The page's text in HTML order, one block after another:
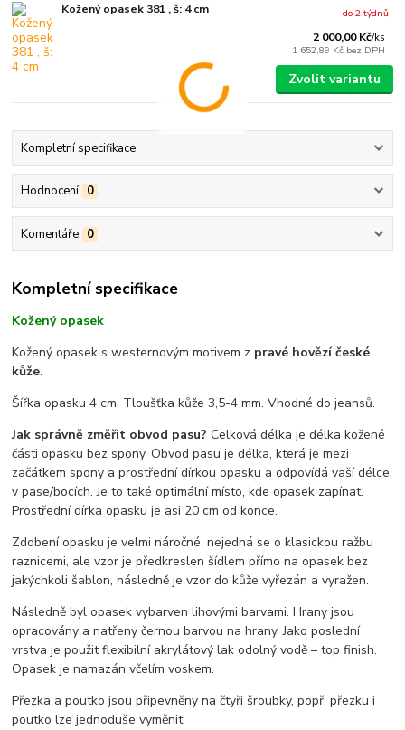
Kožený opasek 381 , š: 4 cm
2 000,00 Kč/ks
1 652,89 Kč bez DPH
do 2 týdnů
Zvolit variantu
Kompletní specifikace
Hodnocení 0
Komentáře 0
Kompletní specifikace
Kožený opasek
Kožený opasek s westernovým motivem z pravé hovězí české
kůže.
Šířka opasku 4 cm. Tloušťka kůže 3,5-4 mm. Vhodné do jeansů.
Jak správně změřit obvod pasu?Celková délka je délka kožené
části opasku bez spony. Obvod pasu je délka, která je mezi
začátkem spony a prostřední dírkou opasku a odpovídá vaší délce
v pase/bocích. Je to také optimální místo, kde opasek zapínat.
Prostřední dírka opasku je asi 20 cm od konce.
Zdobení opasku je velmi náročné, nejedná se o klasickou ražbu
raznicemi, ale vzor je předkreslen šídlem přímo na opasek bez
jakýchkoli šablon, následně je vzor do kůže vyřezán a vyražen.
Následně byl opasek vybarven lihovými barvami. Hrany jsou
opracovány a natřeny černou barvou na hrany. Jako poslední
vrstva je použit flexibilní akrylátový lak odolný vodě – top finish.
Opasek je namazán včelím voskem.
Přezka a poutko jsou připevněny na čtyři šroubky, popř. přezku i
poutko lze jednoduše vyměnit.